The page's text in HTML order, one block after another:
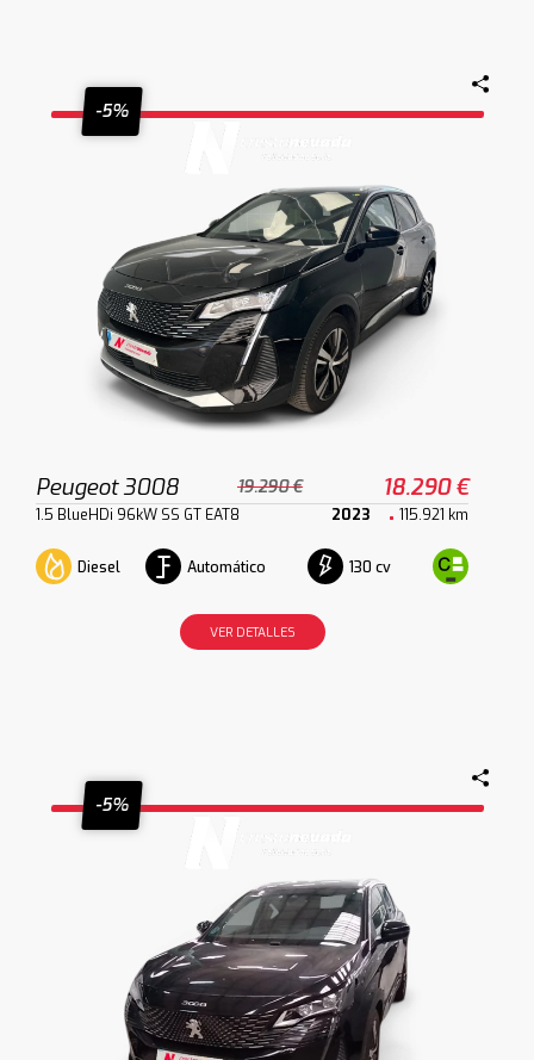
-5%
Peugeot 3008 19.290 € 18.290 €
1.5 BlueHDi 96kW SS GT EAT8 2023 115.921 km
Diesel Automático 130 cv
VER DETALLES
-5%